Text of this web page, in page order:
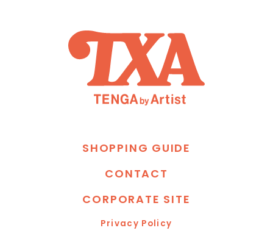
SHOPPING GUIDE
CONTACT
CORPORATE SITE
Privacy Poli cy